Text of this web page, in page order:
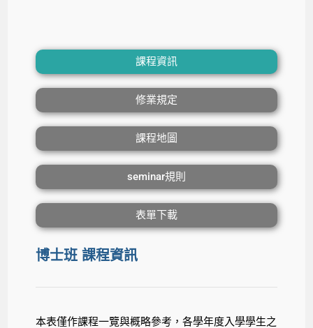
課程資訊
修業規定
課程地圖
seminar規則
表單下載
博士班 課程資訊
本表僅作課程一覽與概略參考，各學年度入學學生之